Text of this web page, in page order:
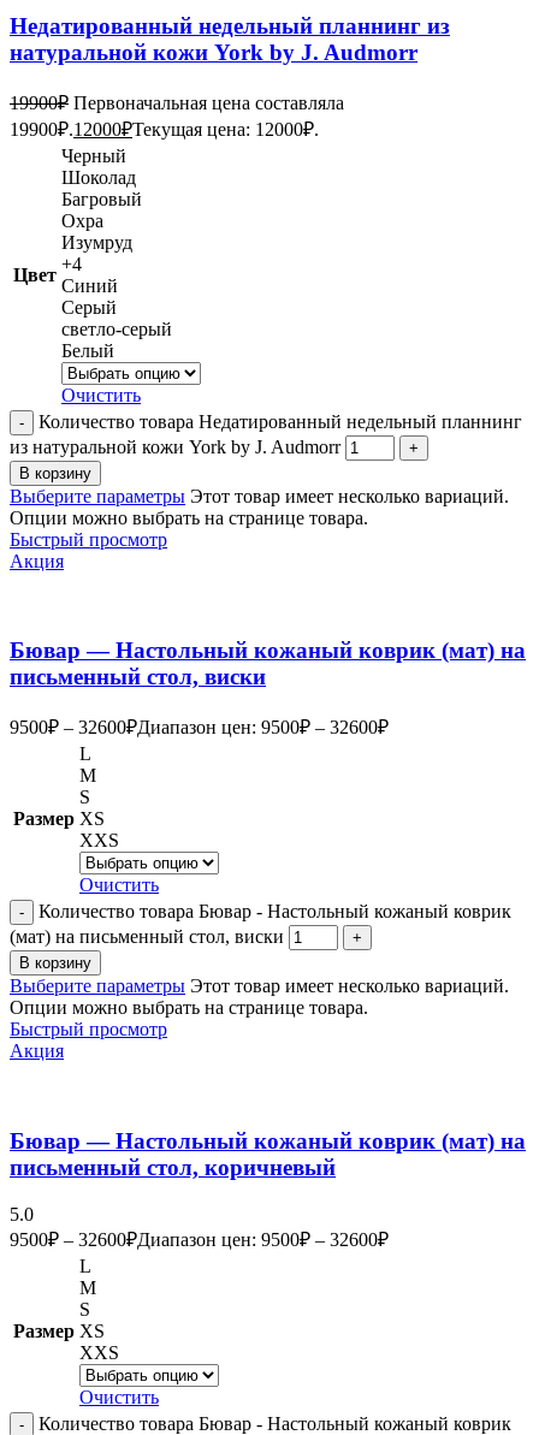
Недатированный недельный планнинг из
натуральной кожи York by J. Audmorr
19900₽ Первоначальная цена составляла
19900₽.12000₽Текущая цена: 12000₽.
Цвет
Черный
Шоколад
Багровый
Охра
Изумруд
+4
Синий
Серый
светло-серый
Белый
Очистить
Количество товара Недатированный недельный планнинг
из натуральной кожи York by J. Audmorr
В корзину
Выберите параметры Этот товар имеет несколько вариаций.
Опции можно выбрать на странице товара.
Быстрый просмотр
Акция
Бювар — Настольный кожаный коврик (мат) на
письменный стол, виски
9500₽ – 32600₽Диапазон цен: 9500₽ – 32600₽
Размер
L
M
S
XS
XXS
Очистить
Количество товара Бювар - Настольный кожаный коврик
(мат) на письменный стол, виски
В корзину
Выберите параметры Этот товар имеет несколько вариаций.
Опции можно выбрать на странице товара.
Быстрый просмотр
Акция
Бювар — Настольный кожаный коврик (мат) на
письменный стол, коричневый
5.0
9500₽ – 32600₽Диапазон цен: 9500₽ – 32600₽
Размер
L
M
S
XS
XXS
Очистить
Количество товара Бювар - Настольный кожаный коврик